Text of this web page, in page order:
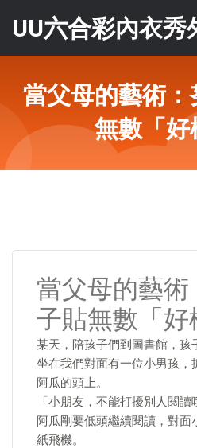
UU六合彩內衣秀
當父母的藝術
無數「好
當父母的藝
子貼無數「好
某天，陪孩子們到圖書館，孩
坐在我們對面有一位小男孩，
阿瓜的頭上。
「小朋友，不能打擾別人閱讀
阿瓜剛要低頭繼續閱讀，對面
紙飛機。